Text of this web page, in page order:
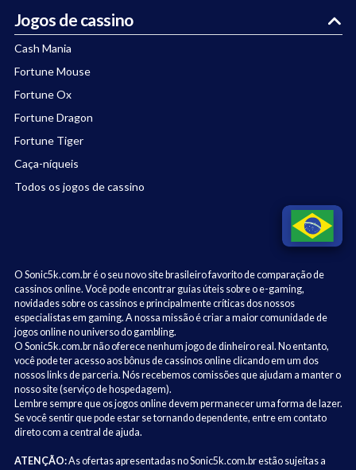
Jogos de cassino
Cash Mania
Fortune Mouse
Fortune Ox
Fortune Dragon
Fortune Tiger
Caça-níqueis
Todos os jogos de cassino
O Sonic5k.com.br é o seu novo site brasileiro favorito de comparação de
cassinos online. Você pode encontrar guias úteis sobre o e-gaming,
novidades sobre os cassinos e principalmente críticas dos nossos
especialistas em gaming. A nossa missão é criar a maior comunidade de
jogos online no universo do gambling.
O Sonic5k.com.br não oferece nenhum jogo de dinheiro real. No entanto,
você pode ter acesso aos bônus de cassinos online clicando em um dos
nossos links de parceria. Nós recebemos comissões que ajudam a manter o
nosso site (serviço de hospedagem).
Lembre sempre que os jogos online devem permanecer uma forma de lazer.
Se você sentir que pode estar se tornando dependente, entre em contato
direto com a central de ajuda.
ATENÇÃO:As ofertas apresentadas no Sonic5k.com.br estão sujeitas a